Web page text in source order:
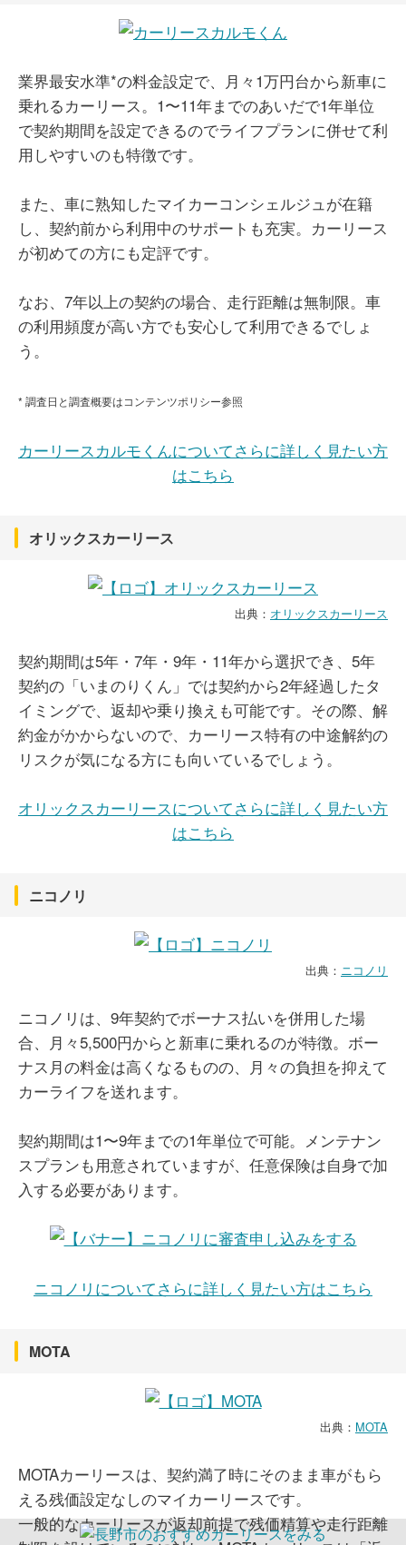
業界最安水準*の料金設定で、月々1万円台から新車に
乗れるカーリース。1〜11年までのあいだで1年単位
で契約期間を設定できるのでライフプランに併せて利
用しやすいのも特徴です。
また、車に熟知したマイカーコンシェルジュが在籍
し、契約前から利用中のサポートも充実。カーリース
が初めての方にも定評です。
なお、7年以上の契約の場合、走行距離は無制限。車
の利用頻度が高い方でも安心して利用できるでしょ
う。
* 調査日と調査概要はコンテンツポリシー参照
カーリースカルモくんについてさらに詳しく見たい方
はこちら
オリックスカーリース
出典： オリックスカーリース
契約期間は5年・7年・9年・11年から選択でき、5年
契約の「いまのりくん」では契約から2年経過したタ
イミングで、返却や乗り換えも可能です。その際、解
約金がかからないので、カーリース特有の中途解約の
リスクが気になる方にも向いているでしょう。
オリックスカーリースについてさらに詳しく見たい方
はこちら
ニコノリ
出典： ニコノリ
ニコノリは、9年契約でボーナス払いを併用した場
合、月々5,500円からと新車に乗れるのが特徴。ボー
ナス月の料金は高くなるものの、月々の負担を抑えて
カーライフを送れます。
契約期間は1〜9年までの1年単位で可能。メンテナン
スプランも用意されていますが、任意保険は自身で加
入する必要があります。
ニコノリについてさらに詳しく見たい方はこちら
MOTA
出典： MOTA
MOTAカーリースは、契約満了時にそのまま車がもら
える残価設定なしのマイカーリースです。
一般的なカーリースが返却前提で残価精算や走行距離